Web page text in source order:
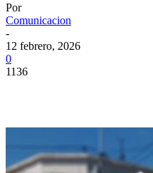
Por
Comunicacion
-
12 febrero, 2026
0
1136